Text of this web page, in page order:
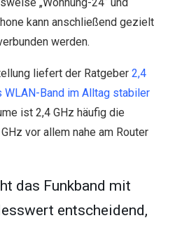
kann anschließend gezielt
werden.
liefert der Ratgeber 2,4
WLAN-Band im Alltag stabiler
ist 2,4 GHz häufig die
vor allem nahe am Router
das Funkband mit
entscheidend,